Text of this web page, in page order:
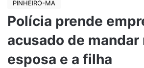
PINHEIRO-MA
Polícia prende
acusado de
esposa e a filha